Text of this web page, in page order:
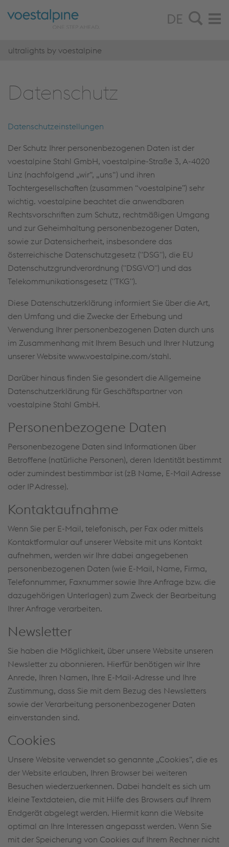
DE
ultralights by voestalpine
Da­ten­schutz
Datenschutzeinstellungen
Der Schutz Ihrer personenbezogenen Daten ist der
voestalpine Stahl GmbH, voestalpine-Straße 3, A-4020
Linz (nachfolgend „wir“, „uns“) und ihren
Tochtergesellschaften (zusammen “voestalpine”) sehr
wichtig. voestalpine beachtet die anwendbaren
Rechtsvorschriften zum Schutz, rechtmäßigen Umgang
und zur Geheimhaltung personenbezogener Daten,
sowie zur Datensicherheit, insbesondere das
österreichische Datenschutzgesetz ("DSG"), die EU
Datenschutzgrundverordnung ("DSGVO") und das
Telekommunikationsgesetz ("TKG").
Diese Datenschutzerklärung informiert Sie über die Art,
den Umfang und die Zwecke der Erhebung und
Verwendung Ihrer personenbezogenen Daten durch uns
im Zusammenhang mit Ihrem Besuch und Ihrer Nutzung
unserer Website www.voestalpine.com/stahl.
Darüber hinaus finden Sie gesondert die Allgemeine
Datenschutzerklärung für Geschäftspartner von
voestalpine Stahl GmbH.
Personenbezogene Daten
Personenbezogene Daten sind Informationen über
Betroffene (natürliche Personen), deren Identität bestimmt
oder zumindest bestimmbar ist (zB Name, E-Mail Adresse
oder IP Adresse).
Kontaktaufnahme
Wenn Sie per E-Mail, telefonisch, per Fax oder mittels
Kontaktformular auf unserer Website mit uns Kontakt
aufnehmen, werden wir Ihre dabei angegebenen
personenbezogenen Daten (wie E-Mail, Name, Firma,
Telefonnummer, Faxnummer sowie Ihre Anfrage bzw. die
dazugehörigen Unterlagen) zum Zweck der Bearbeitung
Ihrer Anfrage verarbeiten.
Newsletter
Sie haben die Möglichkeit, über unsere Website unseren
Newsletter zu abonnieren. Hierfür benötigen wir Ihre
Anrede, Ihren Namen, Ihre E-Mail-Adresse und Ihre
Zustimmung, dass Sie mit dem Bezug des Newsletters
sowie der Verarbeitung personenbezogener Daten
einverstanden sind.
Cookies
Unsere Website verwendet so genannte „Cookies“, die es
der Website erlauben, Ihren Browser bei weiteren
Besuchen wiederzuerkennen. Dabei handelt es sich um
kleine Textdateien, die mit Hilfe des Browsers auf Ihrem
Endgerät abgelegt werden. Hiermit kann die Website
optimal an Ihre Interessen angepasst werden. Wenn Sie
mit der Speicherung von Cookies auf Ihrem Rechner nicht